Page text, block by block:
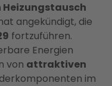
Heizungstausch
angekündigt, die
fortzuführen.
Energien
von attraktiven
im